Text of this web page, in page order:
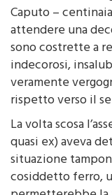
Sindaco e il Pd
Caputo –
attendere una
sono costrette a
indecorosi,
veramente
rispetto verso il
La volta scosa
quasi ex) aveva
situazione